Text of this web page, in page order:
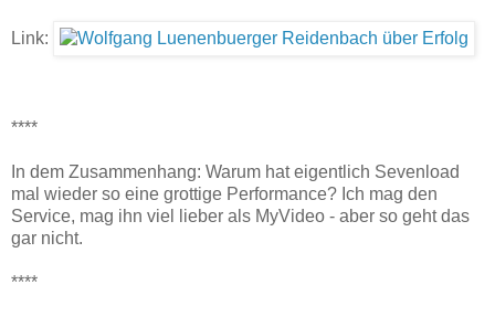
Link:
****
In dem Zusammenhang: Warum hat eigentlich Sevenload
mal wieder so eine grottige Performance? Ich mag den
Service, mag ihn viel lieber als MyVideo - aber so geht das
gar nicht.
****